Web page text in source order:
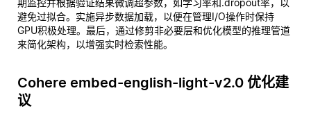
期监控并根据验证结果微调超参数，如学习率和.dropout率，以
避免过拟合。实施异步数据加载，以便在管理I/O操作时保持
GPU积极处理。最后，通过修剪非必要层和优化模型的推理管道
来简化架构，以增强实时检索性能。
Cohere embed-english-light-v2.0 优化建
议